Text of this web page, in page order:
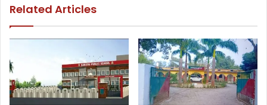
Related Articles